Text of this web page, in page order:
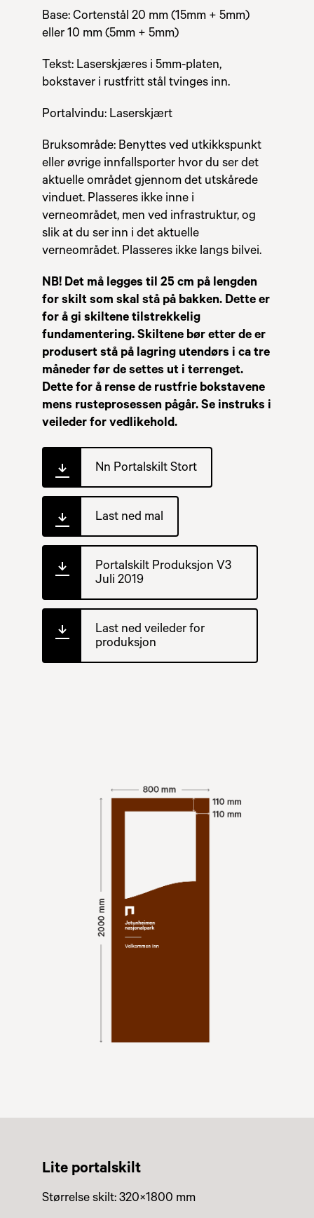
Base: Cortenstål 20 mm (15mm + 5mm)
eller 10 mm (5mm + 5mm)
Tekst: Laserskjæres i 5mm-platen,
bokstaver i rustfritt stål tvinges inn.
Portalvindu: Laserskjært
Bruksområde: Benyttes ved utkikkspunkt
eller øvrige innfallsporter hvor du ser det
aktuelle området gjennom det utskårede
vinduet. Plasseres ikke inne i
verneområdet, men ved infrastruktur, og
slik at du ser inn i det aktuelle
verneområdet. Plasseres ikke langs bilvei.
NB! Det må legges til 25 cm på lengden
for skilt som skal stå på bakken. Dette er
for å gi skiltene tilstrekkelig
fundamentering. Skiltene bør etter de er
produsert stå på lagring utendørs i ca tre
måneder før de settes ut i terrenget.
Dette for å rense de rustfrie bokstavene
mens rusteprosessen pågår. Se instruks i
veileder for vedlikehold.
Nn Portalskilt Stort
Last ned mal
Portalskilt Produksjon V3
Juli 2019
Last ned veileder for
produksjon
Lite portalskilt
Størrelse skilt: 320×1800 mm